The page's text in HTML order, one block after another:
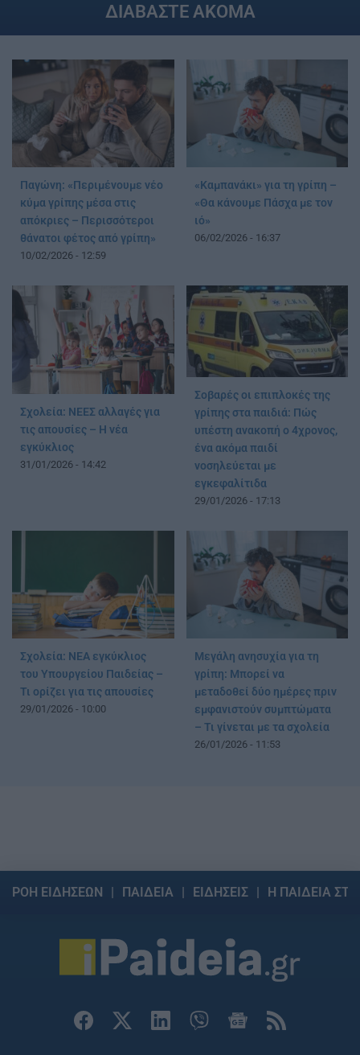
ΔΙΑΒΑΣΤΕ ΑΚΟΜΑ
Παγώνη: «Περιμένουμε νέο
κύμα γρίπης μέσα στις
απόκριες – Περισσότεροι
θάνατοι φέτος από γρίπη»
10/02/2026 - 12:59
«Καμπανάκι» για τη γρίπη –
«Θα κάνουμε Πάσχα με τον
ιό»
06/02/2026 - 16:37
Σχολεία: ΝΕΕΣ αλλαγές για
τις απουσίες – Η νέα
εγκύκλιος
31/01/2026 - 14:42
Σοβαρές οι επιπλοκές της
γρίπης στα παιδιά: Πώς
υπέστη ανακοπή ο 4χρονος,
ένα ακόμα παιδί
νοσηλεύεται με
εγκεφαλίτιδα
29/01/2026 - 17:13
Σχολεία: ΝΕΑ εγκύκλιος
του Υπουργείου Παιδείας –
Τι ορίζει για τις απουσίες
29/01/2026 - 10:00
Μεγάλη ανησυχία για τη
γρίπη: Μπορεί να
μεταδοθεί δύο ημέρες πριν
εμφανιστούν συμπτώματα
– Τι γίνεται με τα σχολεία
26/01/2026 - 11:53
ΡΟΗ ΕΙΔΗΣΕΩΝ ΠΑΙΔΕΙΑ ΕΙΔΗΣΕΙΣ Η ΠΑΙΔΕΙΑ